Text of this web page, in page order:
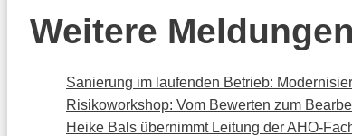
Weitere Meldungen
Sanierung im laufenden Betrieb:
Risikoworkshop: Vom Bewerten zum
Heike Bals übernimmt Leitung der AHO-